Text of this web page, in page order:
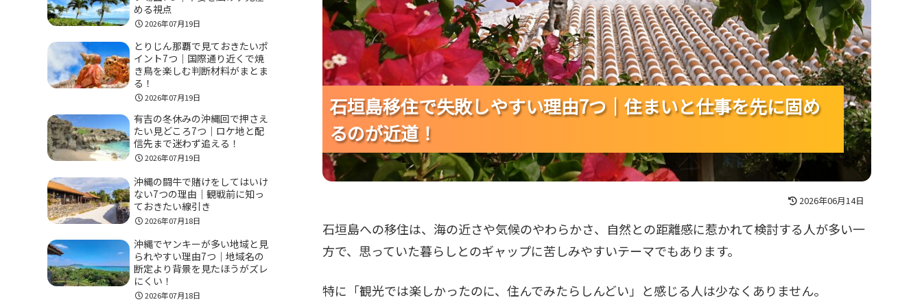
石垣島移住で失敗しやすい理由7つ｜住まいと仕事を先に固め
るのが近道！
石垣島移住で失敗しやすい理由7つ｜住まいと仕事を先に固め
るのが近道！
石垣島移住で失敗しやすい理由7つ｜住まいと仕事を先に固め
るのが近道！
2026年06月14日
石垣島への移住は、海の近さや気候のやわらかさ、自然との距離感に惹かれて検討する人が多い一
方で、思っていた暮らしとのギャップに苦しみやすいテーマでもあります。
特に「観光では楽しかったのに、住んでみたらしんどい」と感じる人は少なくありません。
める視点
2026年07月19日
とりじん那覇で見ておきたいポ
イント7つ｜国際通り近くで焼
き鳥を楽しむ判断材料がまとま
る！
2026年07月19日
有吉の冬休みの沖縄回で押さえ
たい見どころ7つ｜ロケ地と配
信先まで迷わず追える！
2026年07月19日
沖縄の闘牛で賭けをしてはいけ
ない7つの理由｜観戦前に知っ
ておきたい線引き
2026年07月18日
沖縄でヤンキーが多い地域と見
られやすい理由7つ｜地域名の
断定より背景を見たほうがズレ
にくい！
2026年07月18日